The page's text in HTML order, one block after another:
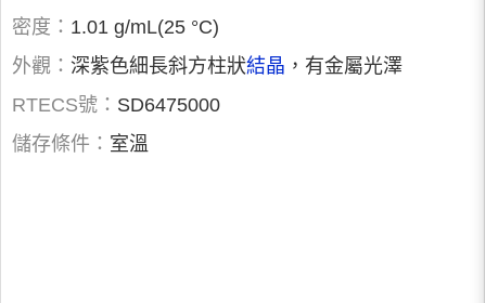
密度： 1.01 g/mL(25 °C)
外觀： 深紫色細長斜方柱狀結晶 ，有金屬光澤
RTECS號： SD6475000
儲存條件： 室溫